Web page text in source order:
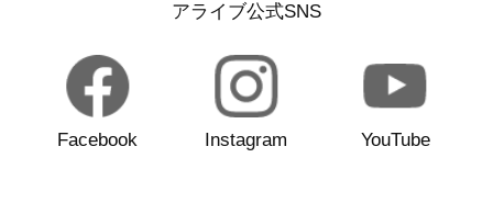
アライブ公式SNS
Facebook Instagram YouTube